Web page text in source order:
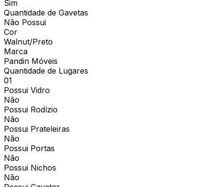
Sim
Quantidade de Gavetas
Não Possui
Cor
Walnut/Preto
Marca
Pandin Móveis
Quantidade de Lugares
01
Possui Vidro
Não
Possui Rodízio
Não
Possui Prateleiras
Não
Possui Portas
Não
Possui Nichos
Não